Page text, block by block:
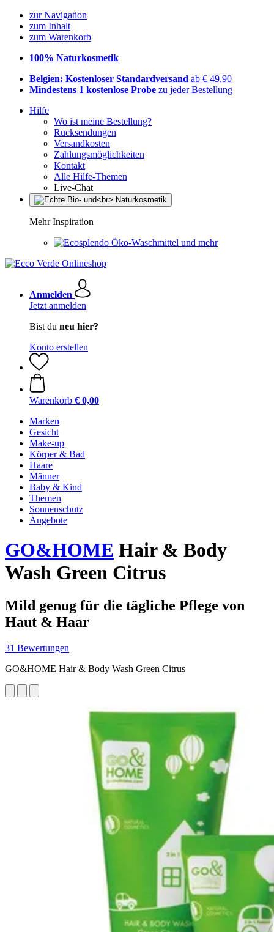
zur Navigation
zum Inhalt
zum Warenkorb
100% Naturkosmetik
Belgien: Kostenloser Standardversand ab € 49,90
Mindestens 1 kostenlose Probe zu jeder Bestellung
Hilfe
Wo ist meine Bestellung?
Rücksendungen
Versandkosten
Zahlungsmöglichkeiten
Kontakt
Alle Hilfe-Themen
Live-Chat
Mehr Inspiration
Öko-Waschmittel und mehr
Anmelden
Jetzt anmelden
Bist du neu hier?
Konto erstellen
Warenkorb € 0,00
Marken
Gesicht
Make-up
Körper & Bad
Haare
Männer
Baby & Kind
Themen
Sonnenschutz
Angebote
GO&HOME Hair & Body
Wash Green Citrus
Mild genug für die tägliche Pflege von
Haut & Haar
31 Bewertungen
GO&HOME Hair & Body Wash Green Citrus